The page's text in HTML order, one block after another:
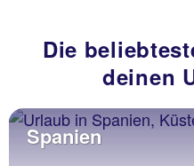
Die
deinen
Spanien